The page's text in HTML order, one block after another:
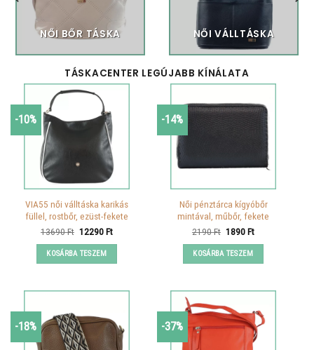
NŐI BŐR TÁSKA NŐI VÁLLTÁSKA
TÁSKACENTER LEGÚJABB KÍNÁLATA
-10%
VIA55 női válltáska karikás
füllel, rostbőr, ezüst-fekete
13690Ft Original
was:
13690 Ft.
12290FtCurrent
KOSÁRBA TESZEM
-14%
Női pénztárca kígyóbőr
mintával, műbőr, fekete
2190Ft Original
was:
2190 Ft.
1890FtCurrent
KOSÁRBA TESZEM
-18% -37%